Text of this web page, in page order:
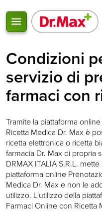
Condizioni
servizio di
farmaci con
Tramite la piattaforma
Ricetta Medica Dr. Max è
ricetta elettronica o ricetta
farmacia Dr. Max di propria
DRMAX ITALIA S.R.L.
piattaforma online
Medica Dr. Max e non le
utilizzo. L'utilizzo della
Farmaci Online con Ricetta